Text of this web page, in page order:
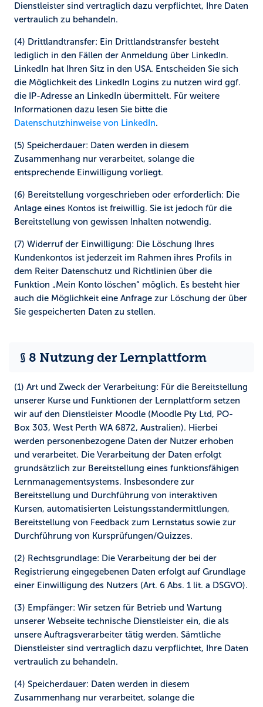
Dienstleister sind vertraglich dazu verpflichtet, Ihre Daten
vertraulich zu behandeln.
(4) Drittlandtransfer: Ein Drittlandstransfer besteht
lediglich in den Fällen der Anmeldung über LinkedIn.
LinkedIn hat Ihren Sitz in den USA. Entscheiden Sie sich
die Möglichkeit des LinkedIn Logins zu nutzen wird ggf.
die IP-Adresse an LinkedIn übermittelt. Für weitere
Informationen dazu lesen Sie bitte die
Datenschutzhinweise von LinkedIn.
(5) Speicherdauer: Daten werden in diesem
Zusammenhang nur verarbeitet, solange die
entsprechende Einwilligung vorliegt.
(6) Bereitstellung vorgeschrieben oder erforderlich: Die
Anlage eines Kontos ist freiwillig. Sie ist jedoch für die
Bereitstellung von gewissen Inhalten notwendig.
(7) Widerruf der Einwilligung: Die Löschung Ihres
Kundenkontos ist jederzeit im Rahmen ihres Profils in
dem Reiter Datenschutz und Richtlinien über die
Funktion „Mein Konto löschen“ möglich. Es besteht hier
auch die Möglichkeit eine Anfrage zur Löschung der über
Sie gespeicherten Daten zu stellen.
§ 8 Nutzung der Lernplattform
(1) Art und Zweck der Verarbeitung: Für die Bereitstellung
unserer Kurse und Funktionen der Lernplattform setzen
wir auf den Dienstleister Moodle (Moodle Pty Ltd, PO-
Box 303, West Perth WA 6872, Australien). Hierbei
werden personenbezogene Daten der Nutzer erhoben
und verarbeitet. Die Verarbeitung der Daten erfolgt
grundsätzlich zur Bereitstellung eines funktionsfähigen
Lernmanagementsystems. Insbesondere zur
Bereitstellung und Durchführung von interaktiven
Kursen, automatisierten Leistungsstandermittlungen,
Bereitstellung von Feedback zum Lernstatus sowie zur
Durchführung von Kursprüfungen/Quizzes.
(2) Rechtsgrundlage: Die Verarbeitung der bei der
Registrierung eingegebenen Daten erfolgt auf Grundlage
einer Einwilligung des Nutzers (Art. 6 Abs. 1 lit. a DSGVO).
(3) Empfänger: Wir setzen für Betrieb und Wartung
unserer Webseite technische Dienstleister ein, die als
unsere Auftragsverarbeiter tätig werden. Sämtliche
Dienstleister sind vertraglich dazu verpflichtet, Ihre Daten
vertraulich zu behandeln.
(4) Speicherdauer: Daten werden in diesem
Zusammenhang nur verarbeitet, solange die